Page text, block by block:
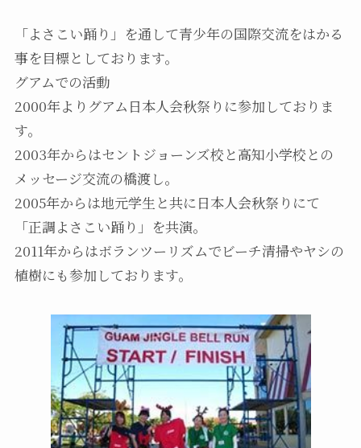
「よさこい踊り」を通して青少年の国際交流をはかる
事を目標としております。
グアムでの活動
2000年よりグアム日本人会秋祭りに参加しておりま
す。
2003年からはセントジョーンズ校と高知小学校との
メッセージ交流の橋渡し。
2005年からは地元学生と共に日本人会秋祭りにて
「正調よさこい踊り」を共演。
2011年からはボランツーリズムでビーチ清掃やヤシの
植樹にも参加しております。